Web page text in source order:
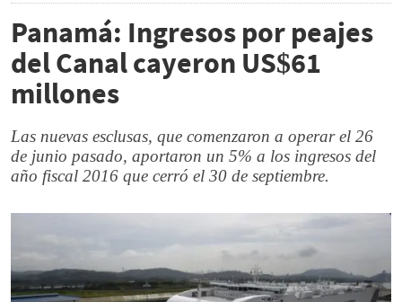
Panamá: Ingresos por peajes
del Canal cayeron US$61
millones
Las nuevas esclusas, que comenzaron a operar el 26
de junio pasado, aportaron un 5% a los ingresos del
año fiscal 2016 que cerró el 30 de septiembre.